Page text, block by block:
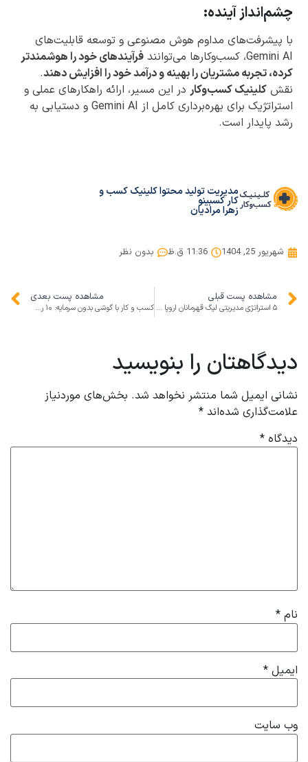
چشم‌انداز آینده:
با پیشرفت‌های مداوم هوش مصنوعی و توسعه قابلیت‌های
Gemini AI، کسب‌وکارها می‌توانند
فرآیندهای خود را هوشمندتر
کرده، تجربه مشتریان را بهینه و درآمد خود را افزایش دهند.
نقش کلینیک کسب‌وکار در این مسیر، ارائه راهکارهای عملی و
استراتژیک برای بهره‌برداری کامل از Gemini AI و دستیابی به
رشد پایدار است.
مدیریت تولید محتوا کلینیک کسب و
کار کسبینو
زهرا مرادیان
شهریور 25, 1404 11:36 ق.ظ بدون نظر
مشاهده پست قبلی
۵ استراتژی مدیریتی لیگ قهرمانان اروپا ۲۰۲۵ برای تحول کسب‌وکار شما
مشاهده پست بعدی
کسب و کار با گوشی بدون سرمایه: ۱۰ روش واقعی درآمدزایی فقط با موبایل
دیدگاهتان را بنویسید
نشانی ایمیل شما منتشر نخواهد شد. بخش‌های موردنیاز
علامت‌گذاری شده‌اند *
دیدگاه *
نام *
ایمیل *
وب‌ سایت